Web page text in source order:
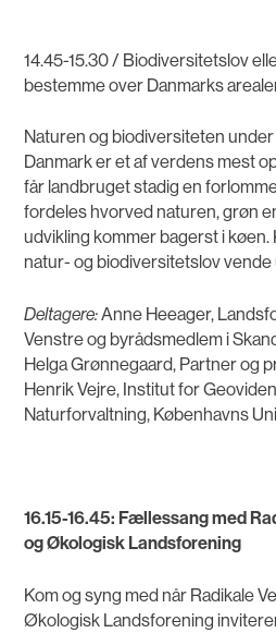
14.45-15.30 / Biodiversitetslov
bestemme over Danmarks
Naturen og biodiversiteten
Danmark er et af verdens mest
får landbruget stadig en
fordeles hvorved naturen, grøn
udvikling kommer bagerst i
natur- og biodiversitetslov vende
Deltagere:Anne Heeager,
Venstre og byrådsmedlem i
Helga Grønnegaard, Partner og
Henrik Vejre, Institut for
Naturforvaltning, Københavns
16.15-16.45: Fællessang med
og Økologisk Landsforening
Kom og syng med når Radikale
Økologisk Landsforening